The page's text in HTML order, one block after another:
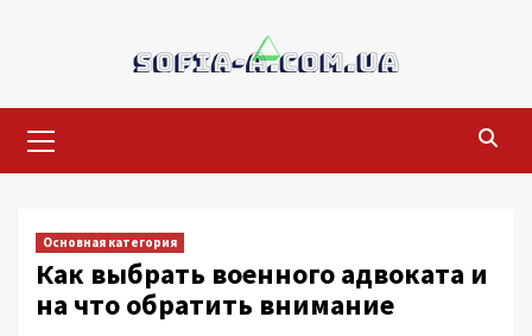
содержимому
меню
Основная категория
Как выбрать военного адвоката и
на что обратить внимание